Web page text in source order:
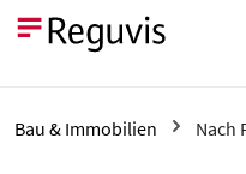
Zum Hauptinhalt springen
Bau & Immobilien Nach